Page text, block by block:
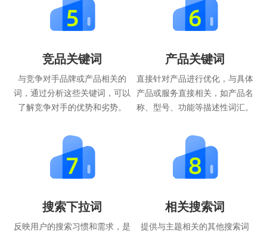
竞品关键词
与竞争对手品牌或产品相关的
词，通过分析这些关键词，可以
了解竞争对手的优势和劣势。
产品关键词
直接针对产品进行优化，与具体
产品或服务直接相关，如产品名
称、型号、功能等描述性词汇。
搜索下拉词
反映用户的搜索习惯和需求，是
相关搜索词
提供与主题相关的其他搜索词